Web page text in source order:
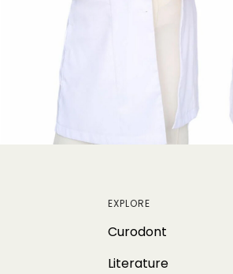
EXPLORE
Curodont
Literature